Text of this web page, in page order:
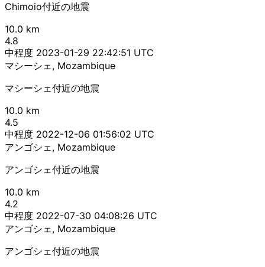
Chimoio付近の地震
10.0 km
4.8
中程度 2023-01-29 22:42:51 UTC
マシーシェ, Mozambique
マシーシェ付近の地震
10.0 km
4.5
中程度 2022-12-06 01:56:02 UTC
アンゴシェ, Mozambique
アンゴシェ付近の地震
10.0 km
4.2
中程度 2022-07-30 04:08:26 UTC
アンゴシェ, Mozambique
アンゴシェ付近の地震